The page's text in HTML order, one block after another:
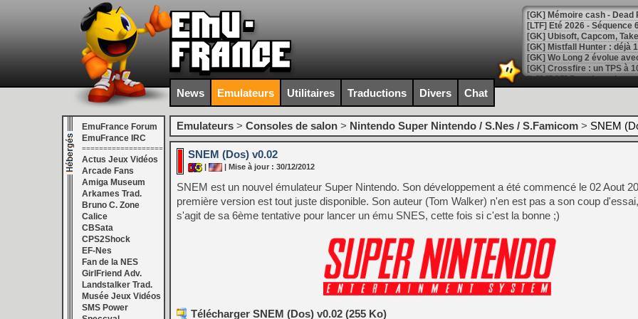
[LTF] Eté 2026 - Séquence
[GK] Mistfall Hunter : déjà
[GK] Wo Long 2 évolue
[GK] Crossfire : un TPS à
[LS] [PS5] Premiers
[Mo5] DOOM arrive en
[GK] Bethesda fête les 30
[GK] Roblox : l'action en
[GK] Agenda - GeForce
[LS] [PS5] ps5-y2jb-
[GK] Pourquoi Marvel
[GK] Test : Restory : Chill
[GK] GTA 6 : Rockstar
[GK] Hot Wheels Infinite
[GK] Mémoire cash -
News Emulateurs Utilitaires Traductions Divers Chat
EmuFrance Forum
EmuFrance IRC
===================
Actus Jeux Vidéos
Arcade Fans
Amiga Museum
Arkames Trad.
Bruno C. Zone
Calice
CBSata
CPS2Shock
EF-Nes
Fan de la NES
GirlFriend Adv.
Landstalker Trad.
Musée Jeux Vidéos
SMS Power
Emulateurs > Consoles de salon > Nintendo Super Nintendo / S.Nes / S.Famicom > SNEM
SNEM (Dos) v0.02
| | Mise à jour : 30/12/2012
SNEM est un nouvel émulateur Super Nintendo. Son développement a été commencé le 02 Aout
première version est tout juste disponible. Son auteur (Tom Walker) n'en est pas a son coup
s'agit de sa 6ème tentative pour lancer un ému SNES, cette fois si c'est la bonne ;)
Télécharger SNEM (Dos) v0.02 (255 Ko)